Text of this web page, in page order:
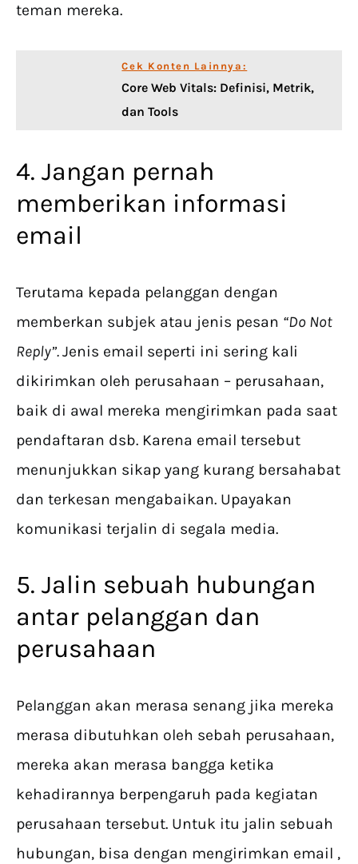
teman mereka.
Cek Konten Lainnya:
Core Web Vitals: Definisi, Metrik,
dan Tools
4. Jangan pernah
memberikan informasi
email
Terutama kepada pelanggan dengan
memberkan subjek atau jenis pesan “Do Not
Reply”.Jenis email seperti ini sering kali
dikirimkan oleh perusahaan – perusahaan,
baik di awal mereka mengirimkan pada saat
pendaftaran dsb. Karena email tersebut
menunjukkan sikap yang kurang bersahabat
dan terkesan mengabaikan. Upayakan
komunikasi terjalin di segala media.
5. Jalin sebuah hubungan
antar pelanggan dan
perusahaan
Pelanggan akan merasa senang jika mereka
merasa dibutuhkan oleh sebah perusahaan,
mereka akan merasa bangga ketika
kehadirannya berpengaruh pada kegiatan
perusahaan tersebut. Untuk itu jalin sebuah
hubungan, bisa dengan mengirimkan email ,